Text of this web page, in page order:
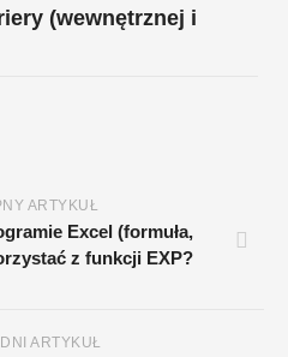
(wewnętrznej i
ARTYKUŁ
Excel (formuła,
z funkcji EXP?
ARTYKUŁ